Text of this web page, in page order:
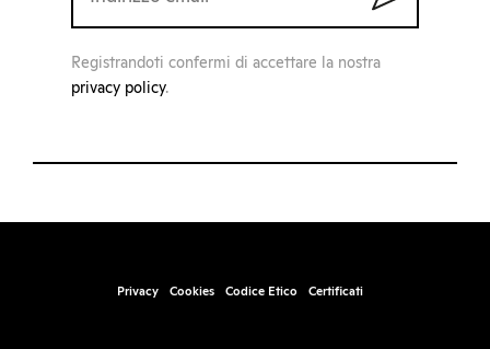
Registrandoti confermi di accettare la nostra
privacy policy.
Privacy Cookies Codice Etico Certificati